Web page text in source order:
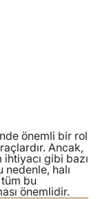
önemli bir rol
Ancak,
gibi bazı
nedenle, halı
bu
önemlidir.